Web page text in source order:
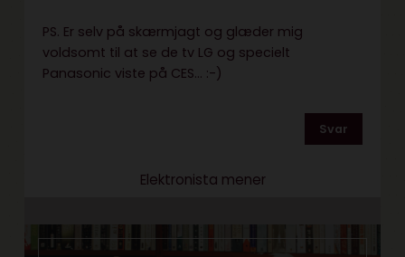
PS. Er selv på skærmjagt og glæder mig
voldsomt til at se de tv LG og specielt
Panasonic viste på CES… :-)
Svar
Elektronista mener